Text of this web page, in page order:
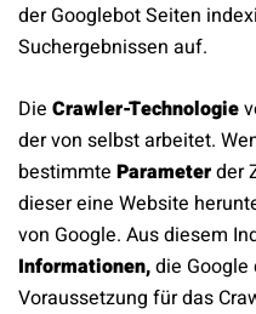
der Googlebot Seiten
Suchergebnissen auf.
Die Crawler-Technologie
der von selbst arbeitet.
bestimmte Parameterder
dieser eine Website
von Google. Aus diesem
Informationen,die Google
Voraussetzung für das